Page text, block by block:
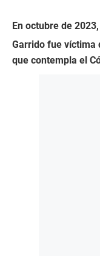
En octubre de
Garrido fue víctima
que contempla el